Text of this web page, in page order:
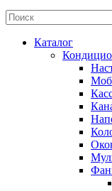
Каталог